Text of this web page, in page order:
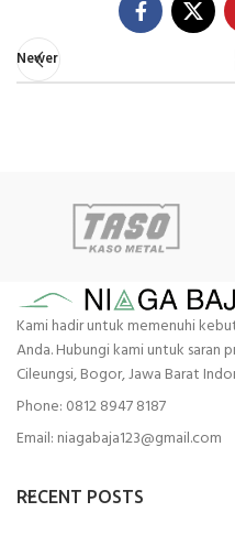
Newer
Kami hadir untuk memenuhi
Anda. Hubungi kami untuk saran
Cileungsi, Bogor, Jawa Barat
Phone: 0812 8947 8187
Email: niagabaja123@gmail.com
RECENT POSTS